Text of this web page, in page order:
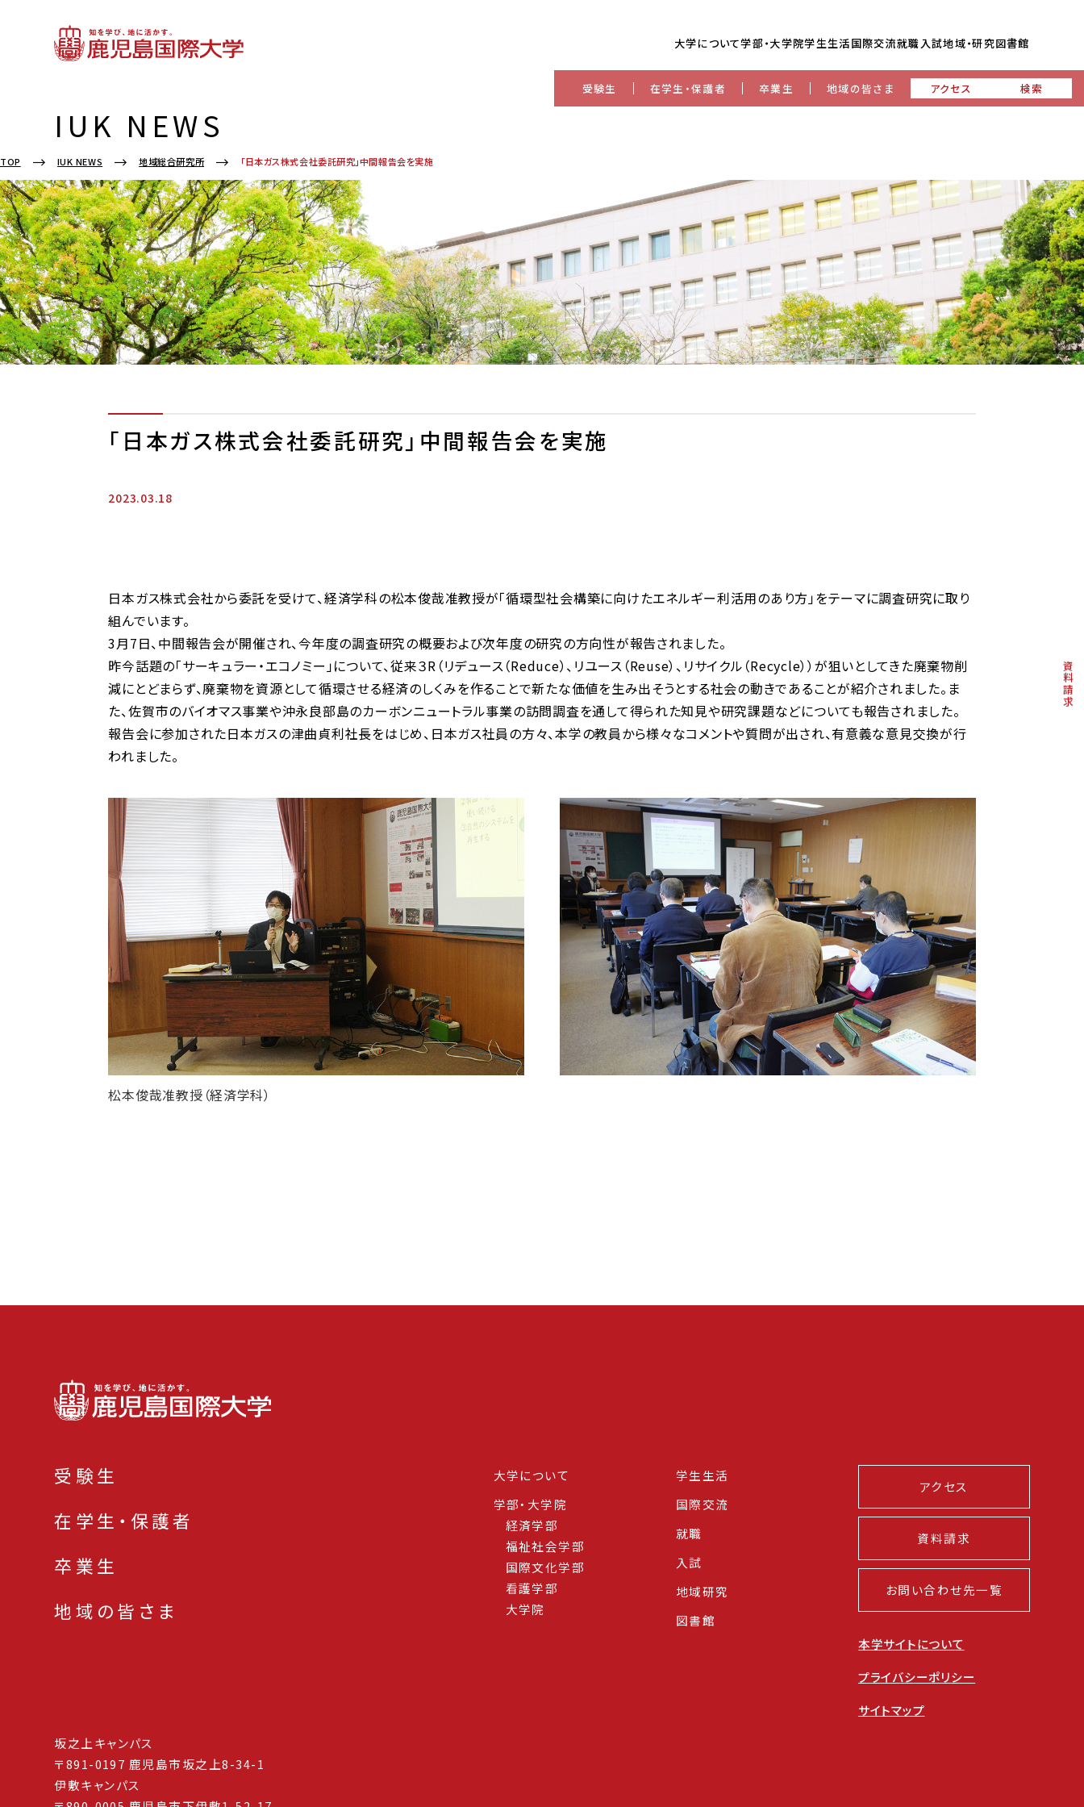
大学について学部・大学院学生生活国際交流就職入試地域・研究図書館
受験生 在学生・保護者 卒業生 地域の皆さま アクセス 検索
資料請求
IUK NEWS
TOP IUK NEWS 地域総合研究所 「日本ガス株式会社委託研究」中間報告会を実施
「日本ガス株式会社委託研究」中間報告会を実施
2023.03.18
日本ガス株式会社から委託を受けて、経済学科の松本俊哉准教授が「循環型社会構築に向けたエネルギー利活用のあり方」をテーマに調査研究に取り
組んでいます。
3月7日、中間報告会が開催され、今年度の調査研究の概要および次年度の研究の方向性が報告されました。
昨今話題の「サーキュラー・エコノミー」について、従来３R（リデュース（Reduce）、リユース（Reuse）、リサイクル（Recycle））が狙いとしてきた廃棄物削
減にとどまらず、廃棄物を資源として循環させる経済のしくみを作ることで新たな価値を生み出そうとする社会の動きであることが紹介されました。ま
た、佐賀市のバイオマス事業や沖永良部島のカーボンニュートラル事業の訪問調査を通して得られた知見や研究課題などについても報告されました。
報告会に参加された日本ガスの津曲貞利社長をはじめ、日本ガス社員の方々、本学の教員から様々なコメントや質問が出され、有意義な意見交換が行
われました。
松本俊哉准教授（経済学科）
受験生
在学生・保護者
卒業生
地域の皆さま
大学について
学部・大学院
経済学部
福祉社会学部
国際文化学部
看護学部
大学院
学生生活
国際交流
就職
入試
地域研究
図書館
アクセス
資料請求
お問い合わせ先一覧
本学サイトについて
プライバシーポリシー
サイトマップ
坂之上キャンパス
〒891-0197 鹿児島市坂之上8-34-1
伊敷キャンパス